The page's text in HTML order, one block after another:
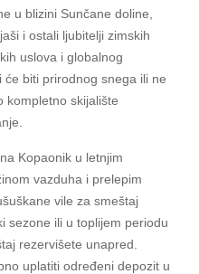
u blizini Sunčane doline,
i ostali ljubitelji zimskih
uslova i globalnog
biti prirodnog snega ili ne
kompletno skijalište
Kopaonik u letnjim
vazduha i prelepim
vile za smeštaj
sezone ili u toplijem periodu
rezervišete unapred.
uplatiti određeni depozit u